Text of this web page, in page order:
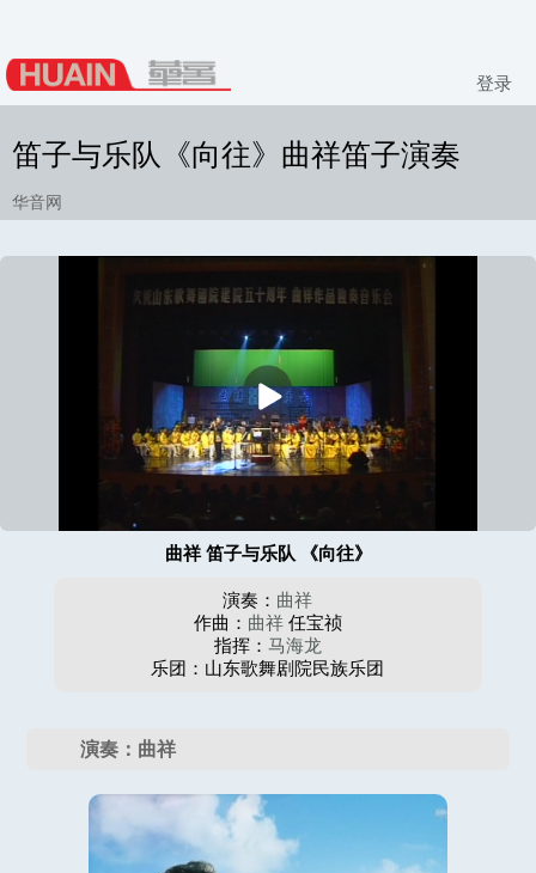
登录
笛子与乐队《向往》曲祥笛子演奏
华音网
放
曲祥 笛子与乐队 《向往》
演奏： 曲祥
作曲： 曲祥任宝祯
指挥： 马海龙
乐团：山东歌舞剧院民族乐团
演奏：曲祥